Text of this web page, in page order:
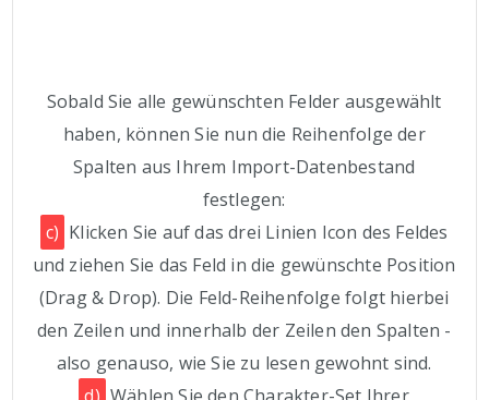
Sobald Sie alle gewünschten Felder ausgewählt
haben, können Sie nun die Reihenfolge der
Spalten aus Ihrem Import-Datenbestand
festlegen:
c) Klicken Sie auf das drei Linien Icon des Feldes
und ziehen Sie das Feld in die gewünschte Position
(Drag & Drop). Die Feld-Reihenfolge folgt hierbei
den Zeilen und innerhalb der Zeilen den Spalten -
also genauso, wie Sie zu lesen gewohnt sind.